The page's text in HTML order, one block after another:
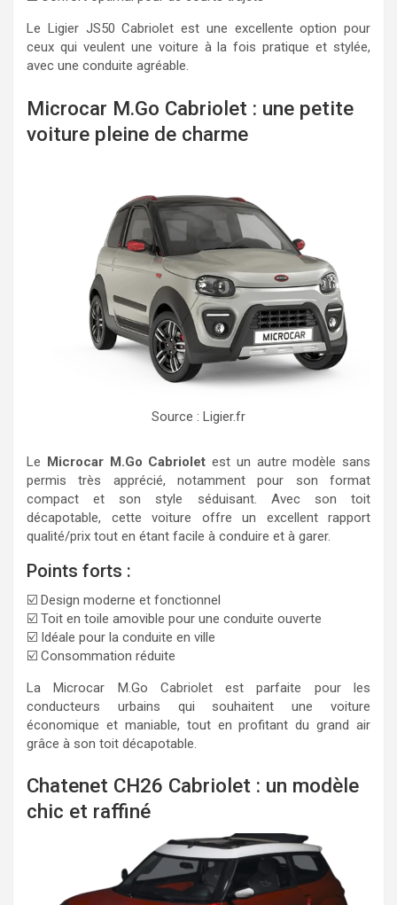
Le Ligier JS50 Cabriolet est une excellente option pour
ceux qui veulent une voiture à la fois pratique et stylée,
avec une conduite agréable.
Microcar M.Go Cabriolet : une petite
voiture pleine de charme
Source : Ligier.fr
Le Microcar M.Go Cabriolet est un autre modèle sans
permis très apprécié, notamment pour son format
compact et son style séduisant. Avec son toit
décapotable, cette voiture offre un excellent rapport
qualité/prix tout en étant facile à conduire et à garer.
Points forts :
☑️ Design moderne et fonctionnel
☑️ Toit en toile amovible pour une conduite ouverte
☑️ Idéale pour la conduite en ville
☑️ Consommation réduite
La Microcar M.Go Cabriolet est parfaite pour les
conducteurs urbains qui souhaitent une voiture
économique et maniable, tout en profitant du grand air
grâce à son toit décapotable.
Chatenet CH26 Cabriolet : un modèle
chic et raffiné